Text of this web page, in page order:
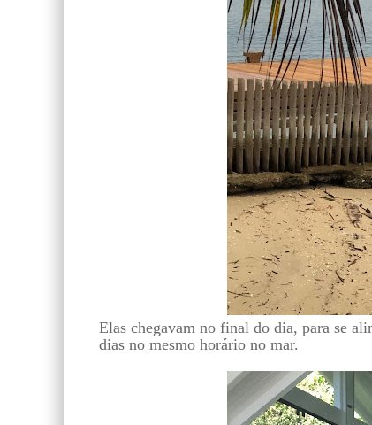
Elas chegavam no final do dia, para se
dias no mesmo horário no mar.